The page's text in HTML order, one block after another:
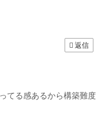
返信
てる感あるから構築難度